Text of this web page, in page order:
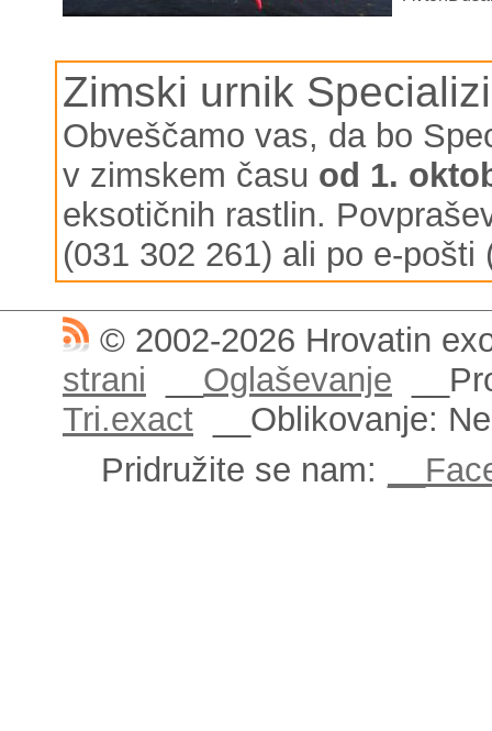
Zimski urnik
Obveščamo vas, da bo
v zimskem času od 1.
eksotičnih rastlin.
(031 302 261) ali po e-pošti
© 2002-2026 Hrovatin
strani
Oglaševanje
Tri.exact __Oblikovanje:
Pridružite se nam: